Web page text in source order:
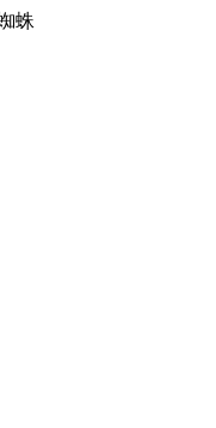
蛛